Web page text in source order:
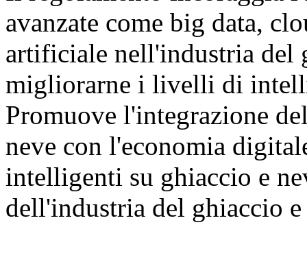
avanzate come big data,
artificiale nell'industria del
migliorarne i livelli di
Promuove l'integrazione
neve con l'economia
intelligenti su ghiaccio e
dell'industria del ghiaccio